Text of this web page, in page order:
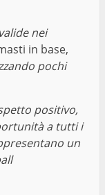
nei
in base,
pochi
positivo,
a tutti i
un